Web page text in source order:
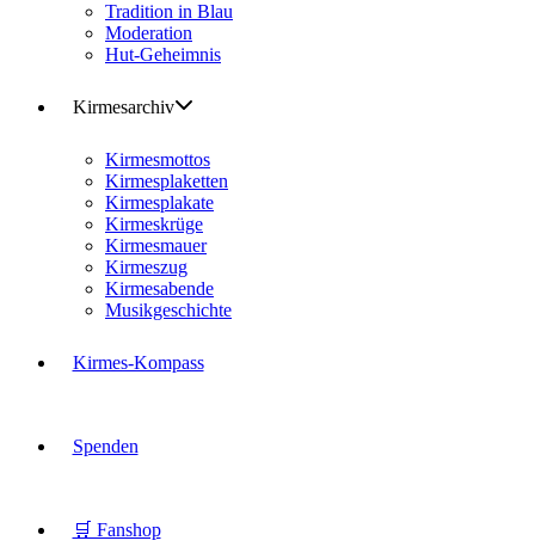
Tradition in Blau
Moderation
Hut-Geheimnis
Kirmesarchiv
Kirmesmottos
Kirmesplaketten
Kirmesplakate
Kirmeskrüge
Kirmesmauer
Kirmeszug
Kirmesabende
Musikgeschichte
Kirmes-Kompass
Spenden
🛒 Fanshop